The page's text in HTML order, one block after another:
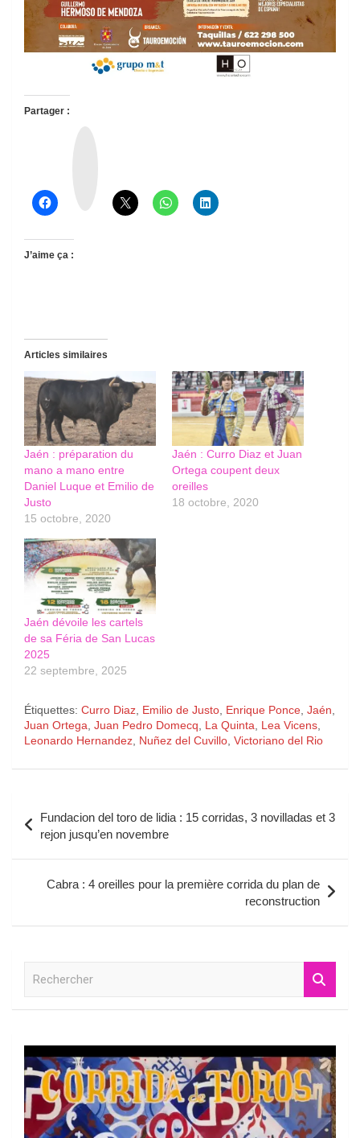
Partager :
J’aime ça :
Articles similaires
Jaén : préparation du
mano a mano entre
Daniel Luque et Emilio de
Justo
15 octobre, 2020
Jaén : Curro Diaz et Juan
Ortega coupent deux
oreilles
18 octobre, 2020
Jaén dévoile les cartels
de sa Féria de San Lucas
2025
22 septembre, 2025
Étiquettes: Curro Diaz Emilio de Justo Enrique Ponce Jaén
Juan Ortega Juan Pedro Domecq La Quinta Lea Vicens
Leonardo Hernandez Nuñez del Cuvillo Victoriano del Rio
de
l’article
Fundacion del toro de lidia : 15 corridas, 3 novilladas et 3
rejon jusqu’en novembre
Cabra : 4 oreilles pour la première corrida du plan de
reconstruction
r
c
h
e
r